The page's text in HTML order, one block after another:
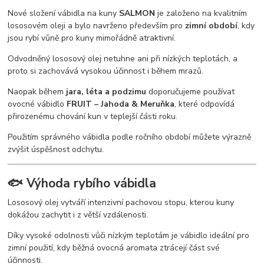
Nové složení vábidla na kuny SALMON je založeno na kvalitním
lososovém oleji a bylo navrženo především pro zimní období, kdy
jsou rybí vůně pro kuny mimořádně atraktivní.
Odvodněný lososový olej netuhne ani při nízkých teplotách, a
proto si zachovává vysokou účinnost i během mrazů.
Naopak během jara, léta a podzimu doporučujeme používat
ovocné vábidlo FRUIT – Jahoda & Meruňka, které odpovídá
přirozenému chování kun v teplejší části roku.
Použitím správného vábidla podle ročního období můžete výrazně
zvýšit úspěšnost odchytu.
🐟 Výhoda rybího vábidla
Lososový olej vytváří intenzivní pachovou stopu, kterou kuny
dokážou zachytit i z větší vzdálenosti.
Díky vysoké odolnosti vůči nízkým teplotám je vábidlo ideální pro
zimní použití, kdy běžná ovocná aromata ztrácejí část své
účinnosti.